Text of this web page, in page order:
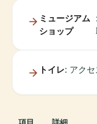
ミュージアム
ショップ
トイレ: アクセ